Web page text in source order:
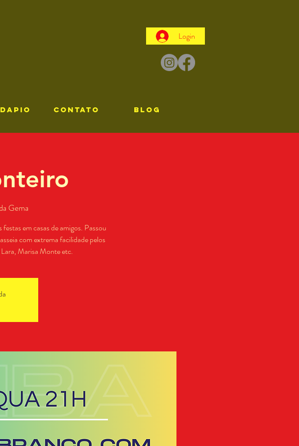
Login
CONTATO Blog
Gema
em casas de amigos. Passou
com extrema facilidade pelos
Marisa Monte etc.